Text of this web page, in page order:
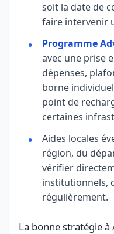
soit la date de
faire intervenir
Programme
avec une prise
dépenses,
borne
point de
certaines
Aides locales
région, du
vérifier
institutionnels,
régulièrement.
La bonne stratégie